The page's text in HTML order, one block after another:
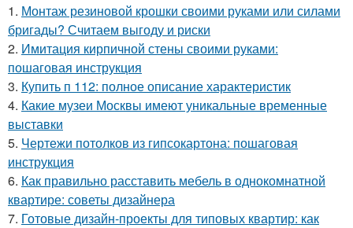
1. Монтаж резиновой крошки своими руками или силами
бригады? Считаем выгоду и риски
2. Имитация кирпичной стены своими руками:
пошаговая инструкция
3. Купить п 112: полное описание характеристик
4. Какие музеи Москвы имеют уникальные временные
выставки
5. Чертежи потолков из гипсокартона: пошаговая
инструкция
6. Как правильно расставить мебель в однокомнатной
квартире: советы дизайнера
7. Готовые дизайн-проекты для типовых квартир: как